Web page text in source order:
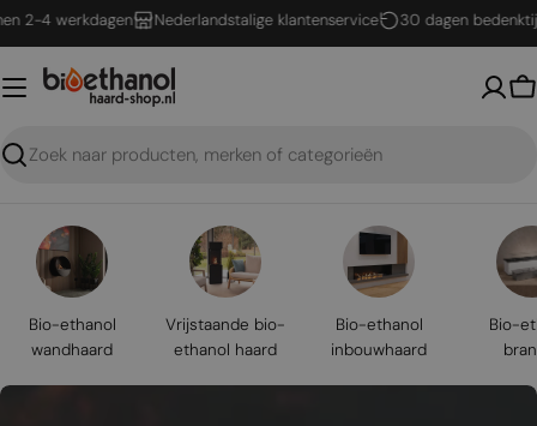
Ga
naar
inhoud
werkdagen Nederlandstalige klantenservice 30 dagen bedenktijd
Zoeken
Bio-ethanol
wandhaard
Vrijstaande bio-
ethanol haard
Bio-ethanol
inbouwhaard
Bio-